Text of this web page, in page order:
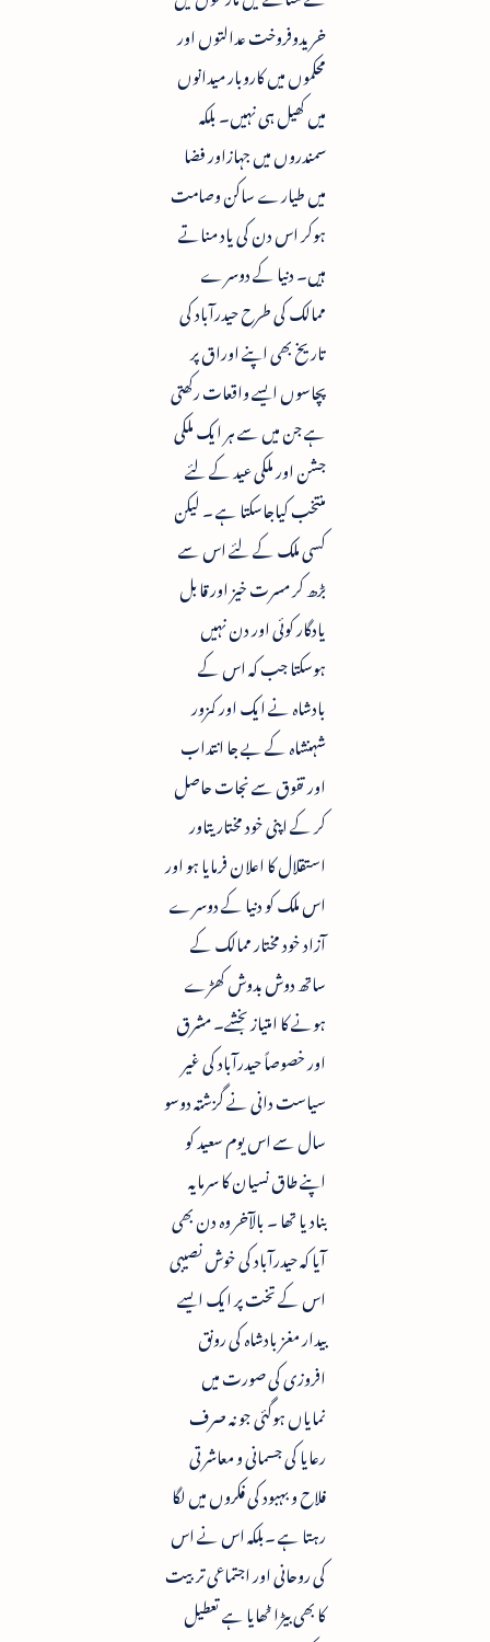
خریدوفروخت عدالتوں اور
محکموں میں کاروبار میدانوں
میں کھیل ہی نہیں۔ بلکہ
سمندروں میں جہازاور فضا
میں طیارے ساکن وصامت
ہوکر اس دن کی یاد مناتے
ہیں۔ دنیا کے دوسرے
ممالک کی طرح حیدرآباد کی
تاریخ بھی اپنے اوراق پر
پچاسوں ایسے واقعات رکھتی
ہے جن میں سے ہر ایک ملکی
جشن اور ملکی عید کے لئے
منتخب کیاجاسکتا ہے ۔ لیکن
کسی ملک کے لئے اس سے
بڑھ کر مسرت خیز اور قابل
یادگار کوئی اور دن نہیں
ہوسکتا جب کہ اس کے
بادشاہ نے ایک اور کمزور
شہنشاہ کے بے جا انتداب
اور تفوق سے نجات حاصل
کر کے اپنی خود مختاریتاور
استقلال کا اعلان فرمایا ہو اور
اس ملک کو دنیا کے دوسرے
آزاد خود مختار ممالک کے
ساتھ دوش بدوش کھڑے
ہونے کا امتیاز بخشے۔ مشرق
اور خصوصاً حیدرآباد کی غیر
سیاست دانی نے گزشتہ دوسو
سال سے اس یوم سعید کو
اپنے طاق نسیان کا سرمایہ
بنادیا تھا ۔ بالآخر وہ دن بھی
آیا کہ حیدرآباد کی خوش نصیبی
اس کے تخت پر ایک ایسے
بیدار مغز بادشاہ کی رونق
افروزی کی صورت میں
نمایاں ہوگئی جو نہ صرف
رعایا کی جسمانی و معاشرتی
فلاح و بہبود کی فکروں میں لگا
رہتا ہے ۔بلکہ اس نے اس
کی روحانی اور اجتماعی تربیت
کا بھی بیڑا ٹھایا ہے تعطیل